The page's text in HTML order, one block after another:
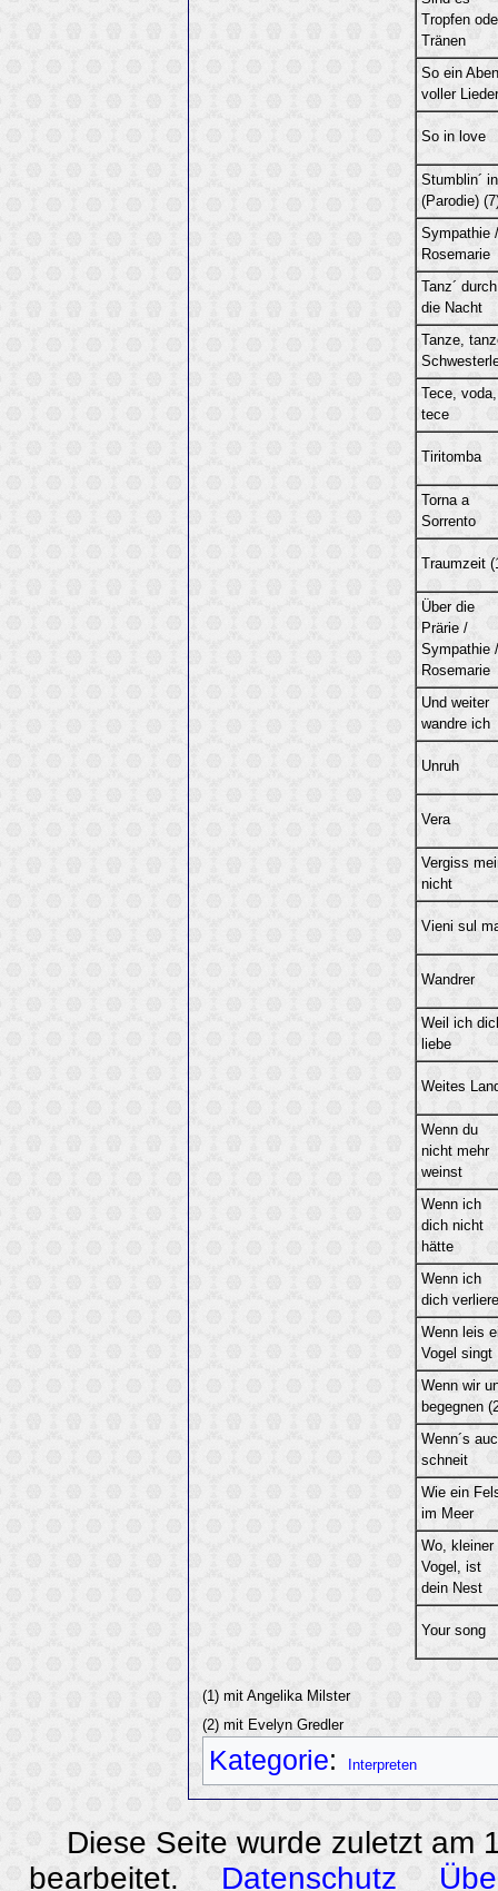
Tropfen
Tränen
So ein
voller Lieder
So in love
Stumblin´ in
(Parodie)
Sympathie /
Rosemarie
Tanz´ durch
die Nacht
Tanze,
Tece, voda,
tece
Tiritomba
Torna a
Sorrento
Traumzeit
Über die
Prärie /
Sympathie /
Rosemarie
Und weiter
wandre ich
Unruh
Vera
Vergiss
nicht
Vieni sul
Wandrer
Weil ich
liebe
Weites
Wenn du
nicht mehr
weinst
Wenn ich
dich nicht
hätte
Wenn ich
dich verliere
Wenn leis
Vogel singt
Wenn wir
begegnen
Wenn´s
schneit
Wie ein
im Meer
Wo, kleiner
Vogel, ist
dein Nest
Your song
(1) mit Angelika Milster
(2) mit Evelyn Gredler
Kategorie: Interpreten
Diese Seite wurde zuletzt am
bearbeitet.
Datenschutz